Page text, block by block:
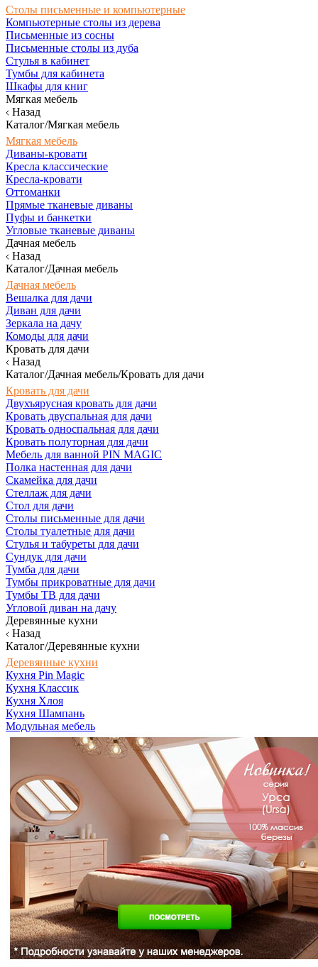
Столы письменные и компьютерные
Компьютерные столы из дерева
Письменные из сосны
Письменные столы из дуба
Стулья в кабинет
Тумбы для кабинета
Шкафы для книг
Мягкая мебель
Назад
Каталог/Мягкая мебель
Мягкая мебель
Диваны-кровати
Кресла классические
Кресла-кровати
Оттоманки
Прямые тканевые диваны
Пуфы и банкетки
Угловые тканевые диваны
Дачная мебель
Назад
Каталог/Дачная мебель
Дачная мебель
Вешалка для дачи
Диван для дачи
Зеркала на дачу
Комоды для дачи
Кровать для дачи
Назад
Каталог/Дачная мебель/Кровать для дачи
Кровать для дачи
Двухъярусная кровать для дачи
Кровать двуспальная для дачи
Кровать односпальная для дачи
Кровать полуторная для дачи
Мебель для ванной PIN MAGIC
Полка настенная для дачи
Скамейка для дачи
Стеллаж для дачи
Стол для дачи
Столы письменные для дачи
Столы туалетные для дачи
Стулья и табуреты для дачи
Сундук для дачи
Тумба для дачи
Тумбы прикроватные для дачи
Тумбы ТВ для дачи
Угловой диван на дачу
Деревянные кухни
Назад
Каталог/Деревянные кухни
Деревянные кухни
Кухня Pin Magic
Кухня Классик
Кухня Хлоя
Кухня Шампань
Модульная мебель